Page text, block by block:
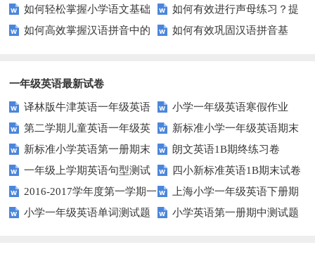
能力？这里有妙招！
升小学生的汉字书写能力？
如何轻松掌握小学语文基础
知识？
如何有效进行声母练习？提
升发音技巧有妙招！
如何高效掌握汉语拼音中的
如何有效巩固汉语拼音基
一年级英语最新试卷
译林版牛津英语一年级英语
1AB测试卷
小学一年级英语寒假作业
第二学期儿童英语一年级英
语期末试卷
新标准小学一年级英语期末
质量检测题
新标准小学英语第一册期末
测试题
朗文英语1B期终练习卷
一年级上学期英语句型测试
题
四小新标准英语1B期末试卷
2016-2017学年度第一学期一
起一年级英语期中试卷
上海小学一年级英语下册期
中试卷
小学一年级英语单词测试题 小学英语第一册期中测试题